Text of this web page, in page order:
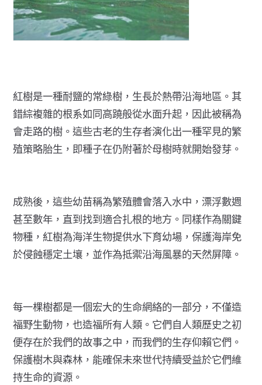
紅樹是一種耐鹽的常綠樹，生長於熱帶沿海地區。其
錯綜複雜的根系如同高蹺般從水面升起，因此被稱為
會走路的樹。這些古老的生存者演化出一種罕見的繁
殖策略胎生 ，即種子在仍附著於母樹時就開始發芽。
成熟後，這些幼苗稱為繁殖體會落入水中，漂浮數週
甚至數年，直到找到適合扎根的地方。同樣作為關鍵
物種，紅樹為海洋生物提供水下育幼場， 保護海岸免
於侵蝕穩定土壤，並作為抵禦沿海風暴的天然屏障。
每一棵樹都是一個宏大的生命網絡的一部分，不僅造
福野生動物，也造福所有人類。它們自人類歷史之初
便存在於我們的故事之中，而我們的生存仰賴它們。
保護樹木與森林，能確保未來世代持續受益於它們維
持生命的資源。